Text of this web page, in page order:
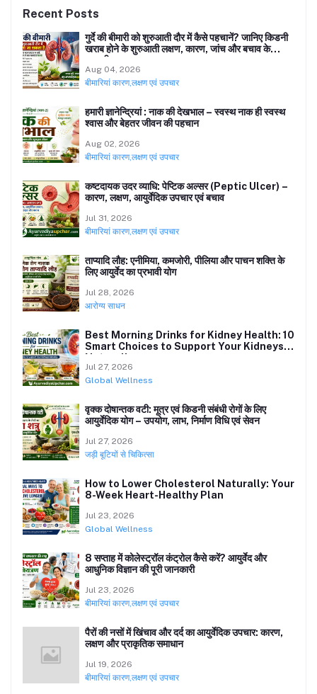
Recent Posts
गुर्दे की बीमारी को शुरुआती दौर में कैसे पहचानें? जानिए किडनी
खराब होने के शुरुआती लक्षण, कारण, जांच और बचाव के
प्रभावी उपाय
Aug 04, 2026
बीमारियां कारण,लक्षण एवं उपचार
हमारी ज्ञानेन्द्रियां : नाक की देखभाल – स्वस्थ नाक ही स्वस्थ
श्वास और बेहतर जीवन की पहचान
Aug 02, 2026
बीमारियां कारण,लक्षण एवं उपचार
कष्टदायक उदर व्याधि: पेप्टिक अल्सर (Peptic Ulcer) –
कारण, लक्षण, आयुर्वेदिक उपचार एवं बचाव
Jul 31, 2026
बीमारियां कारण,लक्षण एवं उपचार
ताप्यादि लौह: एनीमिया, कमजोरी, पीलिया और पाचन शक्ति के
लिए आयुर्वेद का प्रभावी योग
Jul 28, 2026
आरोग्य साधन
Best Morning Drinks for Kidney Health: 10
Smart Choices to Support Your Kidneys
Naturally
Jul 27, 2026
Global Wellness
वृक्क दोषान्तक वटी: मूत्र एवं किडनी संबंधी रोगों के लिए
आयुर्वेदिक योग – उपयोग, लाभ, निर्माण विधि एवं सेवन
Jul 27, 2026
जड़ी बूटियों से चिकित्सा
How to Lower Cholesterol Naturally: Your
8-Week Heart-Healthy Plan
Jul 23, 2026
Global Wellness
8 सप्ताह में कोलेस्ट्रॉल कंट्रोल कैसे करें? आयुर्वेद और
आधुनिक विज्ञान की पूरी जानकारी
Jul 23, 2026
बीमारियां कारण,लक्षण एवं उपचार
पैरों की नसों में खिंचाव और दर्द का आयुर्वेदिक उपचार: कारण,
लक्षण और प्राकृतिक समाधान
Jul 19, 2026
बीमारियां कारण,लक्षण एवं उपचार